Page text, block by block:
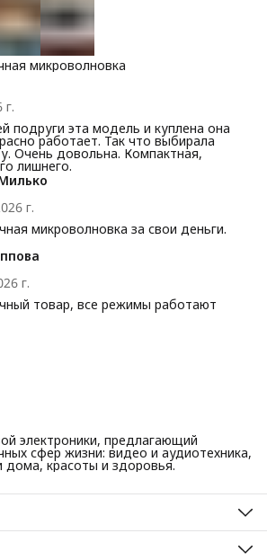
микроволновка
г.
подруги эта модель и куплена она
работает. Так что выбирала
лишнего.
г.
микроволновка за свои деньги.
г.
товар, все режимы работают
электроники, предлагающий
сфер жизни: видео и аудиотехника,
дома, красоты и здоровья.